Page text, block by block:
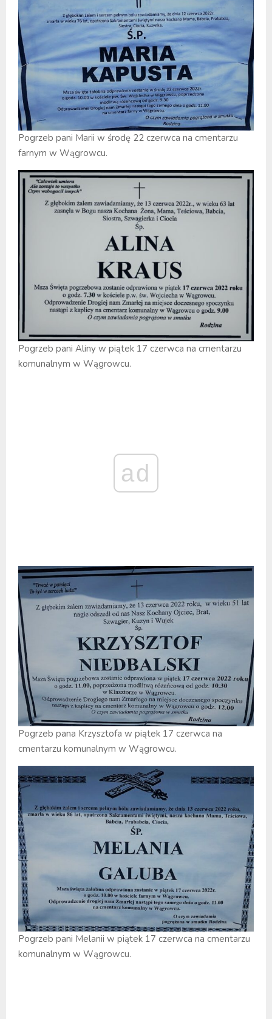
Pogrzeb pani Marii w środę 22 czerwca na cmentarzu
farnym w Wągrowcu.
Pogrzeb pani Aliny w piątek 17 czerwca na cmentarzu
komunalnym w Wągrowcu.
ad
Pogrzeb pana Krzysztofa w piątek 17 czerwca na
cmentarzu komunalnym w Wągrowcu.
Pogrzeb pani Melanii w piątek 17 czerwca na cmentarzu
komunalnym w Wągrowcu.